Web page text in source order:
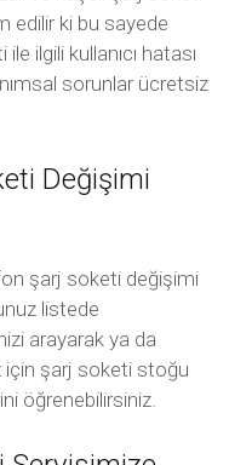
edilir ki bu sayede
ilgili kullanıcı hatası
sorunlar ücretsiz
Değişimi
şarj soketi değişimi
listede
arayarak ya da
için şarj soketi stoğu
öğrenebilirsiniz.